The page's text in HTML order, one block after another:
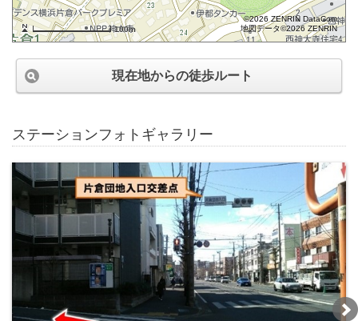
100m
©2026 ZENRIN DataCom
地図データ©2026 ZENRIN
現在地からの徒歩ルート
ステーションフォトギャラリー